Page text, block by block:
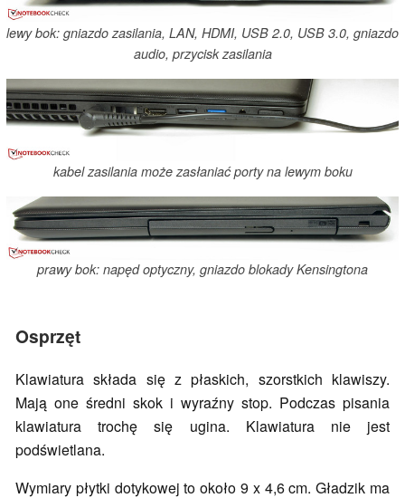
lewy bok: gniazdo zasilania, LAN, HDMI, USB 2.0, USB 3.0, gniazdo
audio, przycisk zasilania
kabel zasilania może zasłaniać porty na lewym boku
prawy bok: napęd optyczny, gniazdo blokady Kensingtona
Osprzęt
Klawiatura składa się z płaskich, szorstkich klawiszy.
Mają one średni skok i wyraźny stop. Podczas pisania
klawiatura trochę się ugina. Klawiatura nie jest
podświetlana.
Wymiary płytki dotykowej to około 9 x 4,6 cm. Gładzik ma